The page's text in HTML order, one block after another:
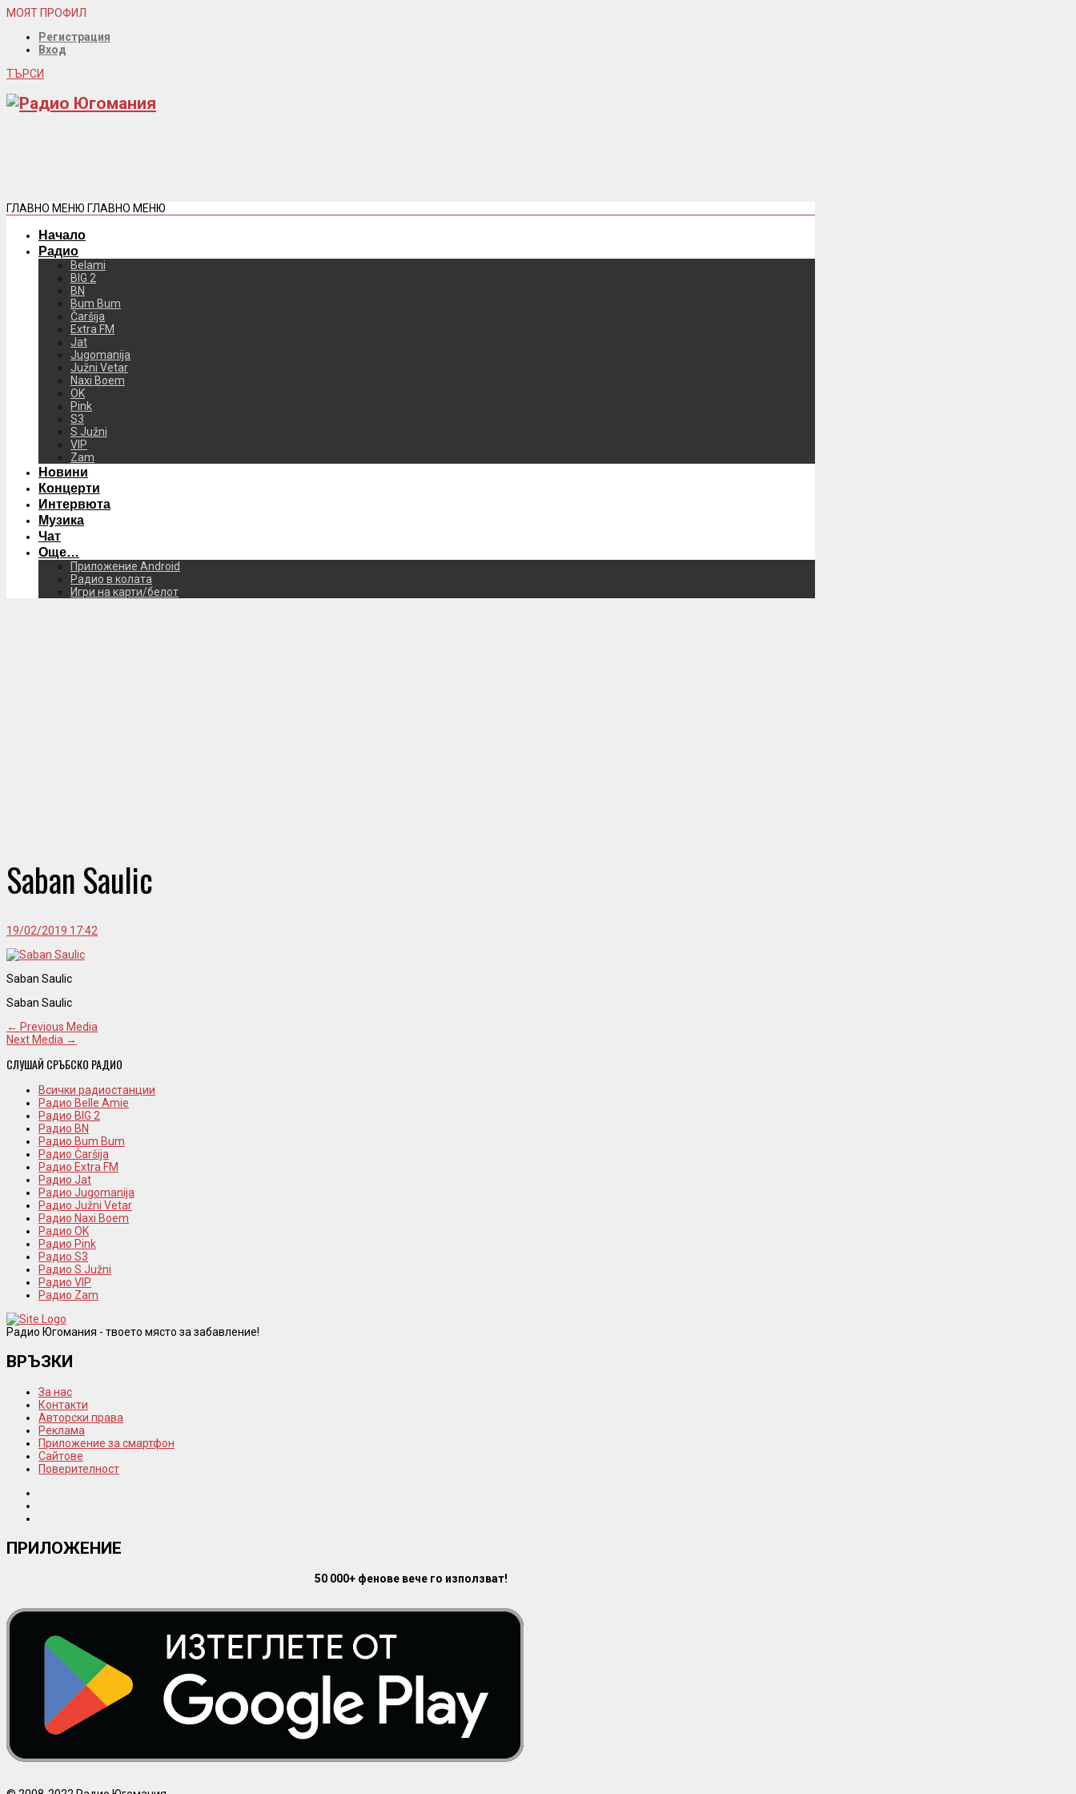
МОЯТ ПРОФИЛ
Регистрация
Вход
ТЪРСИ
ГЛАВНО МЕНЮ ГЛАВНО МЕНЮ
Начало
Радио
Belami
BIG 2
BN
Bum Bum
Čaršija
Extra FM
Jat
Jugomanija
Južni Vetar
Naxi Boem
OK
Pink
S3
S Južni
VIP
Zam
Новини
Концерти
Интервюта
Музика
Чат
Още…
Приложение Android
Радио в колата
Игри на карти/белот
Saban Saulic
19/02/2019 17:42
Saban Saulic
Saban Saulic
← Previous Media
Next Media →
СЛУШАЙ СРЪБСКО РАДИО
Всички радиостанции
Радио Belle Amie
Радио BIG 2
Радио BN
Радио Bum Bum
Радио Čaršija
Радио Extra FM
Радио Jat
Радио Jugomanija
Радио Južni Vetar
Радио Naxi Boem
Радио OK
Радио Pink
Радио S3
Радио S Južni
Радио VIP
Радио Zam
Радио Югомания - твоето място за забавление!
ВРЪЗКИ
За нас
Контакти
Авторски права
Реклама
Приложение за смартфон
Сайтове
Поверителност
ПРИЛОЖЕНИЕ
50 000+ фенове вече го използват!